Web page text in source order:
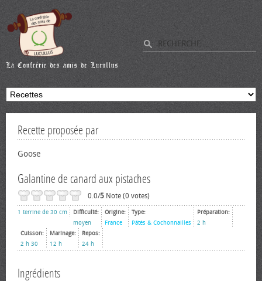
Recette proposée par
Goose
Galantine de canard aux pistaches
0.0/5 Note (0 votes)
1 terrine de 30 cm
Difficulté:
moyen
Origine:
France
Type:
Pâtés & Cochonnailles
Préparation:
2 h
Cuisson:
2 h 30
Marinage:
12 h
Repos:
24 h
Ingrédients